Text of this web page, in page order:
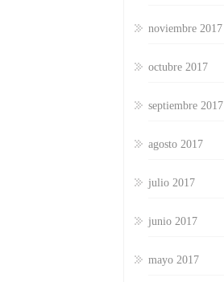
noviembre 2017
octubre 2017
septiembre 2017
agosto 2017
julio 2017
junio 2017
mayo 2017